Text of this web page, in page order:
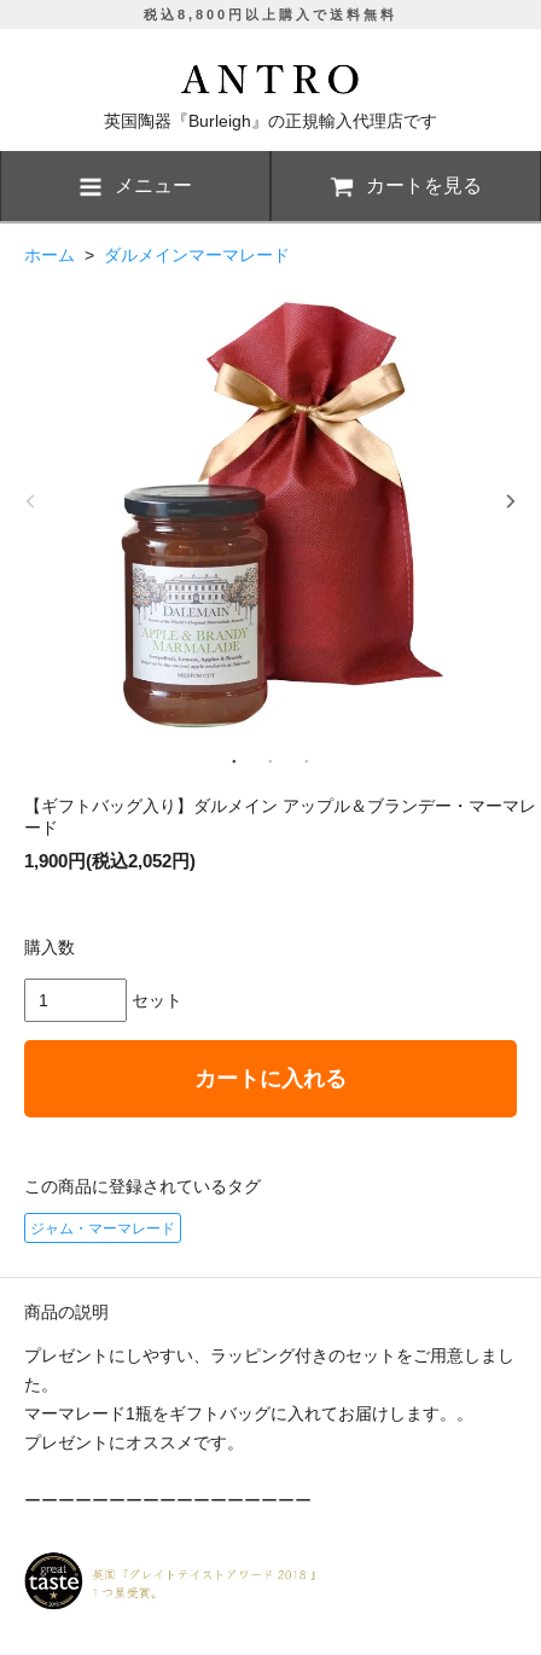
税込8,800円以上購入で送料無料
英国陶器『Burleigh』の正規輸入代理店です
メニュー カートを見る
ホーム > ダルメインマーマレード
【ギフトバッグ入り】ダルメイン アップル＆ブランデー・マーマレ
ード
1,900円(税込2,052円)
購入数
セット
カートに入れる
この商品に登録されているタグ
ジャム・マーマレード
商品の説明
プレゼントにしやすい、ラッピング付きのセットをご用意しまし
た。
マーマレード1瓶をギフトバッグに入れてお届けします。。
プレゼントにオススメです。
ーーーーーーーーーーーーーーーーー